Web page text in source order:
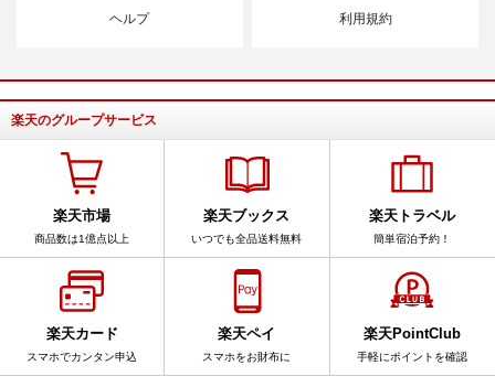
ヘルプ 利用規約
楽天のグループサービス
楽天市場
商品数は1億点以上
楽天ブックス
いつでも全品送料無料
楽天トラベル
簡単宿泊予約！
楽天カード
スマホでカンタン申込
楽天ペイ
スマホをお財布に
楽天PointClub
手軽にポイントを確認